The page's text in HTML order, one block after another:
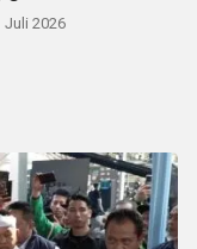
Juli 2026